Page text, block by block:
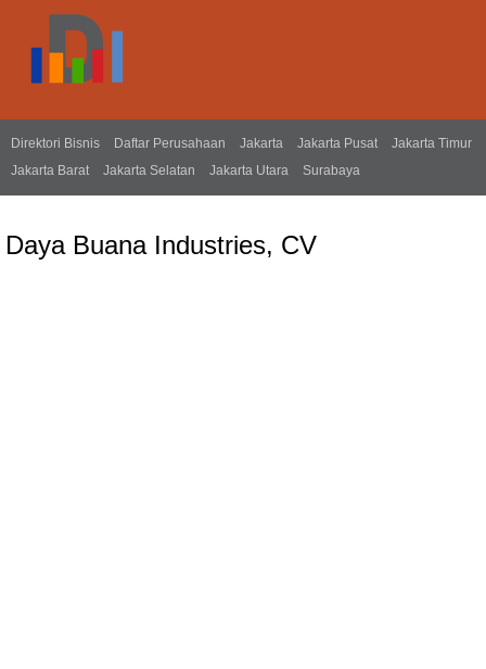
Direktori Bisnis Daftar Perusahaan Jakarta Jakarta Pusat
Jakarta Timur
Jakarta Barat
Jakarta Selatan Jakarta Utara Surabaya
Daya Buana Industries, CV